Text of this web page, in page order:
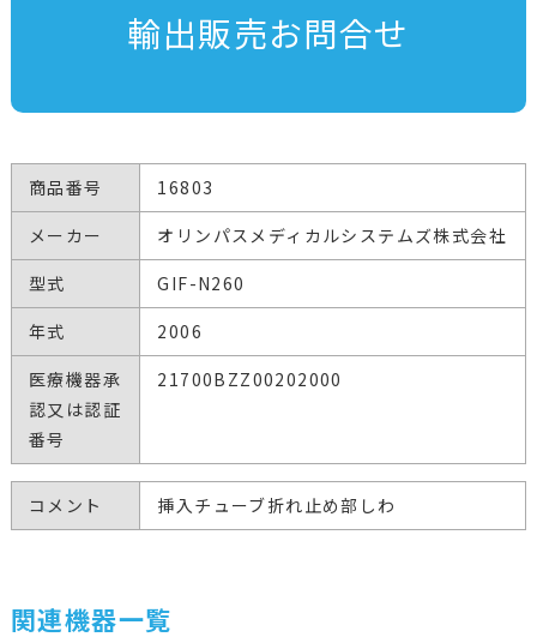
輸出販売お問合せ
商品番号
16803
メーカー
オリンパスメディカルシステムズ株式会社
型式
GIF-N260
年式
2006
医療機器承
認又は認証
番号
21700BZZ00202000
コメント 挿入チューブ折れ止め部しわ
関連機器一覧